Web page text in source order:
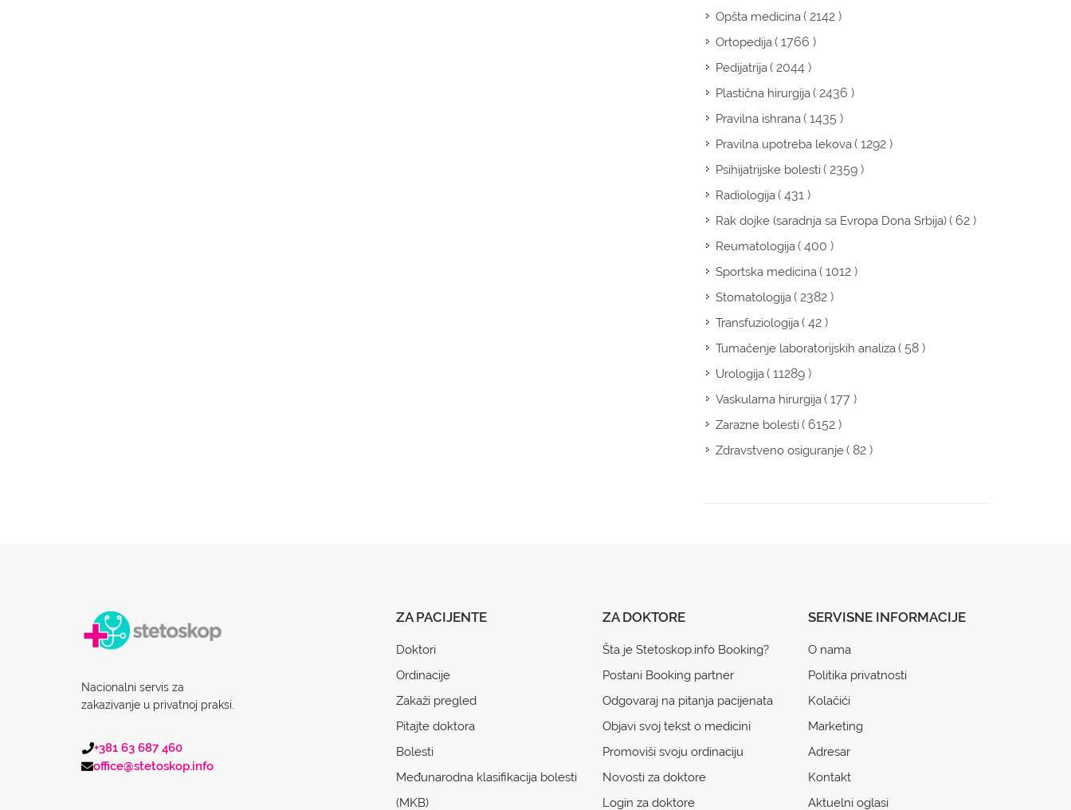
Opšta medicina( 2142 )
Ortopedija( 1766 )
Pedijatrija( 2044 )
Plastična hirurgija( 2436 )
Pravilna ishrana( 1435 )
Pravilna upotreba lekova( 1292 )
Psihijatrijske bolesti( 2359 )
Radiologija( 431 )
Rak dojke (saradnja sa Evropa Dona Srbija)( 62 )
Reumatologija( 400 )
Sportska medicina( 1012 )
Stomatologija( 2382 )
Transfuziologija( 42 )
Tumačenje laboratorijskih analiza( 58 )
Urologija( 11289 )
Vaskularna hirurgija( 177 )
Zarazne bolesti( 6152 )
Zdravstveno osiguranje( 82 )
Nacionalni servis za
zakazivanje u privatnoj praksi.
+381 63 687 460
office@stetoskop.info
ZA PACIJENTE
Doktori
Ordinacije
Zakaži pregled
Pitajte doktora
Bolesti
Međunarodna klasifikacija bolesti
(MKB)
ZA DOKTORE
Šta je Stetoskop.info Booking?
Postani Booking partner
Odgovaraj na pitanja pacijenata
Objavi svoj tekst o medicini
Promoviši svoju ordinaciju
Novosti za doktore
Login za doktore
SERVISNE INFORMACIJE
O nama
Politika privatnosti
Kolačići
Marketing
Adresar
Kontakt
Aktuelni oglasi